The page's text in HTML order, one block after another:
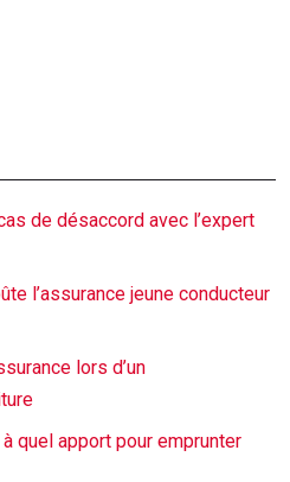
de désaccord avec l’expert
l’assurance jeune conducteur
lors d’un
quel apport pour emprunter